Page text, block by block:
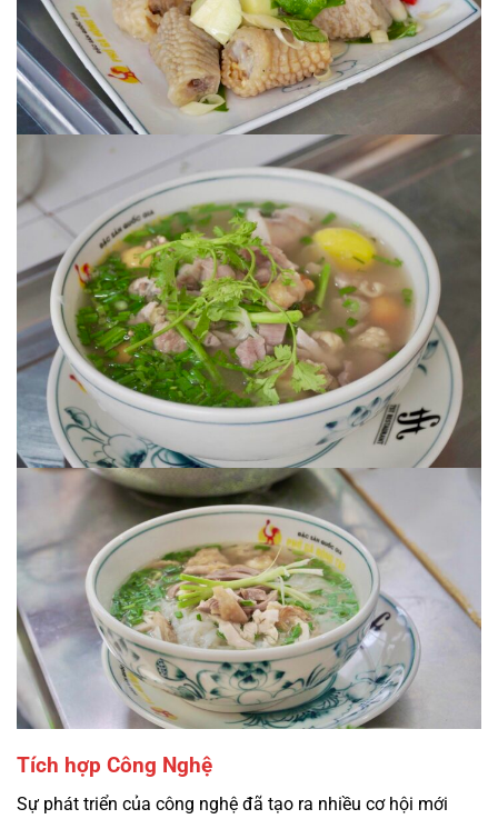
Tích hợp Công Nghệ
Sự phát triển của công nghệ đã tạo ra nhiều cơ hội mới